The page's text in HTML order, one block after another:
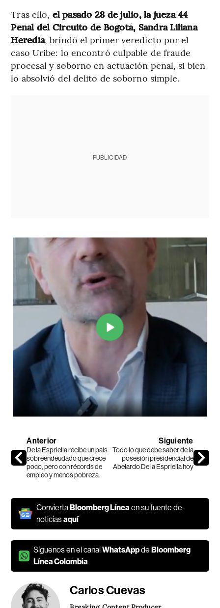
Tras ello, el pasado 28 de julio, la jueza 44
Penal del Circuito de Bogotá, Sandra Liliana
Heredia, brindó el primer veredicto por el
caso Uribe: lo encontró culpable de fraude
procesal y soborno en actuación penal, si bien
lo absolvió del delito de soborno simple.
PUBLICIDAD
Anterior
De la Espriella recibe un país
sobreendeudado que crece
poco, pero con récords de
empleo y menos pobreza
Siguiente
Todo lo que debe saber de la
posesión presidencial de
Abelardo De la Espriella hoy
ConviertaBloomberg Líneaen su fuente de
noticiasaquí
Síguenos en el canalWhatsAppdeBloomberg
Línea Colombia
Carlos Cuevas